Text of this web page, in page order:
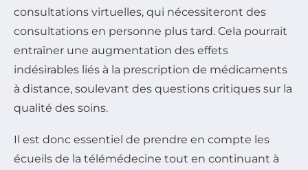
consultations virtuelles, qui nécessiteront des
consultations en personne plus tard. Cela pourrait
entraîner une augmentation des effets
indésirables liés à la prescription de médicaments
à distance, soulevant des questions critiques sur la
qualité des soins.
Il est donc essentiel de prendre en compte les
écueils de la télémédecine tout en continuant à